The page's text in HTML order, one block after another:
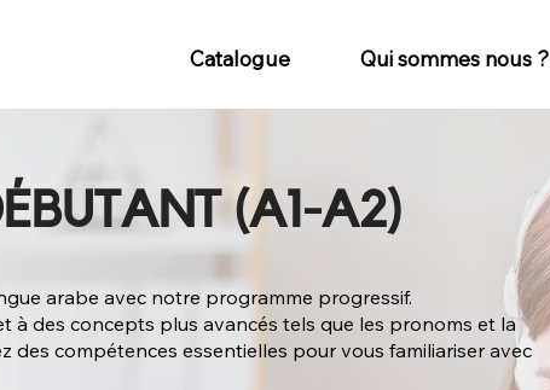
Catalogue Qui sommes nous ?
(A1-A2)
arabe avec notre programme progressif.
à des concepts plus avancés tels que les pronoms et la
des compétences essentielles pour vous familiariser avec